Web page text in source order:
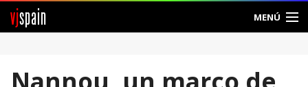
vjspain MENÚ
Foros